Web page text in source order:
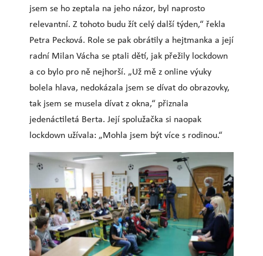
jsem se ho zeptala na jeho názor, byl naprosto
relevantní. Z tohoto budu žít celý další týden,“ řekla
Petra Pecková. Role se pak obrátily a hejtmanka a její
radní Milan Vácha se ptali dětí, jak přežily lockdown
a co bylo pro ně nejhorší. „Už mě z online výuky
bolela hlava, nedokázala jsem se dívat do obrazovky,
tak jsem se musela dívat z okna,“ přiznala
jedenáctiletá Berta. Její spolužačka si naopak
lockdown užívala: „Mohla jsem být více s rodinou.“